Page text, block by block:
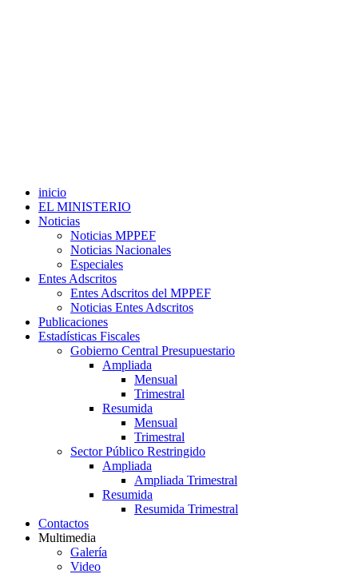
inicio
EL MINISTERIO
Noticias
Noticias MPPEF
Noticias Nacionales
Especiales
Entes Adscritos
Entes Adscritos del MPPEF
Noticias Entes Adscritos
Publicaciones
Estadísticas Fiscales
Gobierno Central Presupuestario
Ampliada
Mensual
Trimestral
Resumida
Mensual
Trimestral
Sector Público Restringido
Ampliada
Ampliada Trimestral
Resumida
Resumida Trimestral
Contactos
Multimedia
Galería
Video